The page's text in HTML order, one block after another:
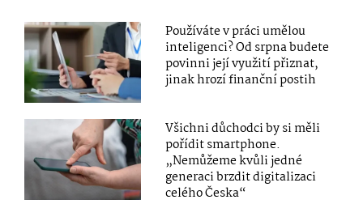
Používáte v práci umělou
inteligenci? Od srpna budete
povinni její využití přiznat,
jinak hrozí finanční postih
Všichni důchodci by si měli
pořídit smartphone.
„Nemůžeme kvůli jedné
generaci brzdit digitalizaci
celého Česka“